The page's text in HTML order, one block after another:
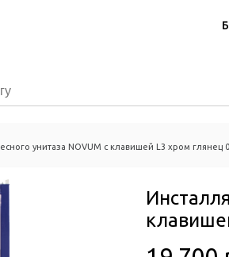
унитаза NOVUM с клавишей L3 хром глянец